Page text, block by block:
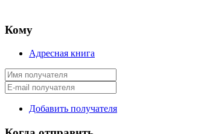
Кому
Адресная книга
Добавить получателя